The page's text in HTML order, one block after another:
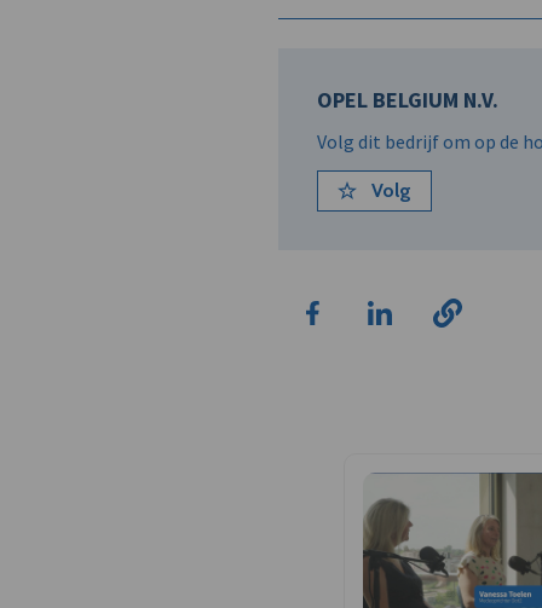
OPEL BELGIUM N.V.
Volg dit bedrijf om op de
Volg